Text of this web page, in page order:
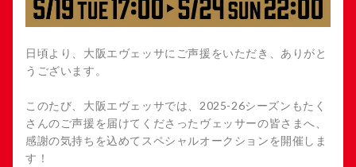
日頃より、大阪エヴェッサにご声援をいただき、ありがと
うございます。
このたび、大阪エヴェッサでは、2025-26シーズンもたく
さんのご声援を届けてくださったヴェッサーの皆さまへ、
感謝の気持ちを込めてスペシャルオークションを開催しま
す！